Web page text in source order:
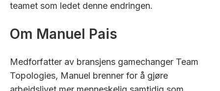
teamet som ledet denne endringen.
Om Manuel Pais
Medforfatter av bransjens gamechanger Team
Topologies, Manuel brenner for å gjøre